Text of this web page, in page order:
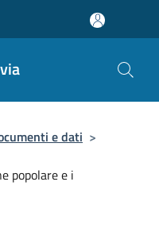
e dati >
popolare e i